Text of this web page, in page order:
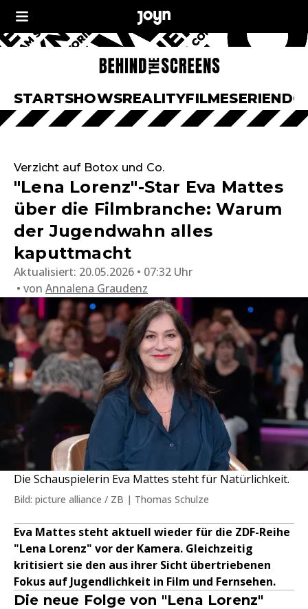
STARTSHOWSREALITYFILMESERIEN
Verzicht auf Botox und Co.
"Lena Lorenz"-Star Eva Mattes
über die Filmbranche: Warum
der Jugendwahn alles
kaputtmacht
Aktualisiert: 20.05.2026 • 07:32 Uhr
von Annalena Graudenz
Die Schauspielerin Eva Mattes steht für Natürlichkeit.
Bild: picture alliance / ZB | Thomas Schulze
Eva Mattes steht aktuell wieder für die ZDF-Reihe
"Lena Lorenz" vor der Kamera. Gleichzeitig
kritisiert sie den aus ihrer Sicht übertriebenen
Fokus auf Jugendlichkeit in Film und Fernsehen.
Die neue Folge von "Lena Lorenz"